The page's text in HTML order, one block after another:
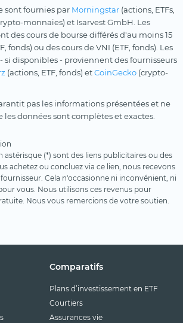
sont fournies par Morningstar (actions, ETFs,
monnaies) et Isarvest GmbH. Les
des cours de bourse différés d'au moins 15
fonds) ou des cours de VNI (ETF, fonds). Les
si disponibles - proviennent des fournisseurs
(actions, ETF, fonds) etCoinGecko (crypto-
pas les informations présentées et ne
les données sont complètes et exactes.
astérisque (*) sont des liens publicitaires ou des
achetez ou concluez via ce lien, nous recevons
Cela n'occasionne ni inconvénient, ni
vous. Nous utilisons ces revenus pour
Nous vous remercions de votre soutien.
Comparatifs
Plans d’investissement en ETF
Courtiers
Assurances vie